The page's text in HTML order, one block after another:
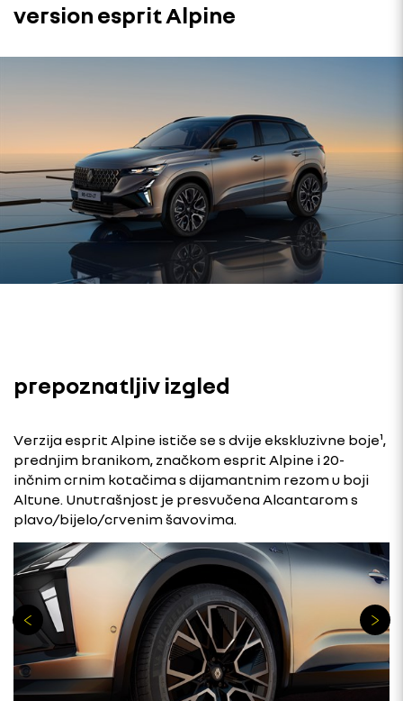
version esprit Alpine
prepoznatljiv izgled
Verzija esprit Alpine ističe se s dvije ekskluzivne boje¹,
prednjim branikom, značkom esprit Alpine i 20-
inčnim crnim kotačima s dijamantnim rezom u boji
Altune. Unutrašnjost je presvučena Alcantarom s
plavo/bijelo/crvenim šavovima.